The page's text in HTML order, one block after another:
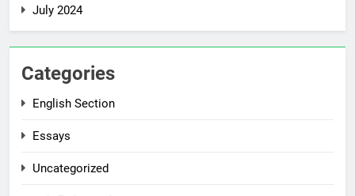
July 2024
Categories
English Section
Essays
Uncategorized